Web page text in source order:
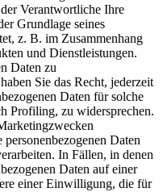
Verantwortliche Ihre
Grundlage seines
z. B. im Zusammenhang
und Dienstleistungen.
Daten zu
Sie das Recht, jederzeit
Daten für solche
Profiling, zu widersprechen.
Daten
In Fällen, in denen
Daten auf einer
einer Einwilligung, die für